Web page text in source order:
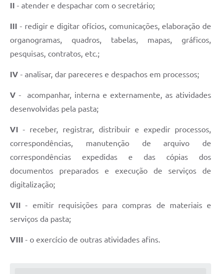
II - atender e despachar com o secretário;
III - redigir e digitar ofícios, comunicações, elaboração de
organogramas, quadros, tabelas, mapas, gráficos,
pesquisas, contratos, etc.;
IV - analisar, dar pareceres e despachos em processos;
V - acompanhar, interna e externamente, as atividades
desenvolvidas pela pasta;
VI - receber, registrar, distribuir e expedir processos,
correspondências, manutenção de arquivo de
correspondências expedidas e das cópias dos
documentos preparados e execução de serviços de
digitalização;
VII - emitir requisições para compras de materiais e
serviços da pasta;
VIII - o exercício de outras atividades afins.